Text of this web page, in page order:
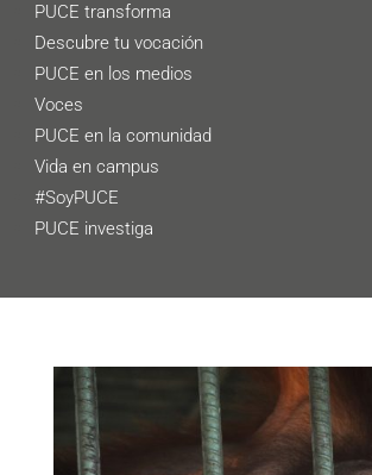
PUCE transforma
Descubre tu vocación
PUCE en los medios
Voces
PUCE en la comunidad
Vida en campus
#SoyPUCE
PUCE investiga